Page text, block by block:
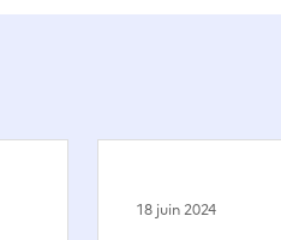
18 juin 2024